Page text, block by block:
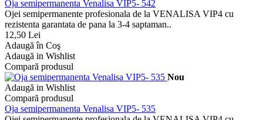
Oja semipermanenta Venalisa VIP5- 542
Ojei semipermanente profesionala de la VENALISA VIP4 cu
rezistenta garantata de pana la 3-4 saptaman..
12,50 Lei
Adaugă în Coş
Adaugă in Wishlist
Compară produsul
Nou
Adaugă in Wishlist
Compară produsul
Oja semipermanenta Venalisa VIP5- 535